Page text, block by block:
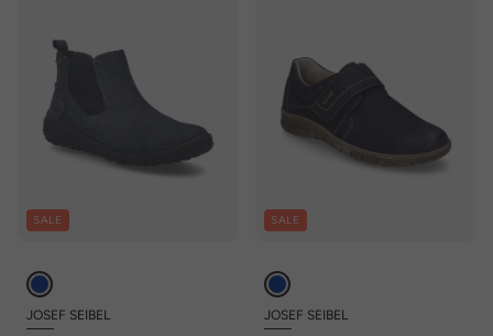
SALE
JOSEF SEIBEL
SALE
JOSEF SEIBEL